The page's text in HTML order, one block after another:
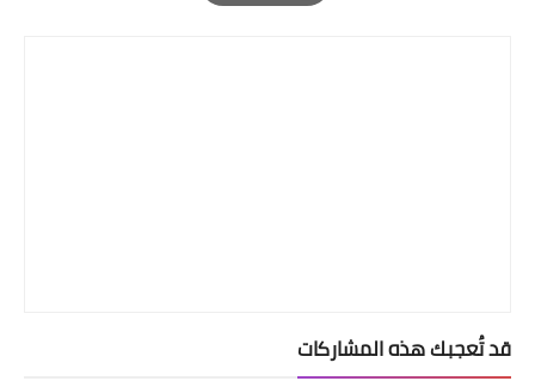
Print
قد تُعجبك هذه المشاركات